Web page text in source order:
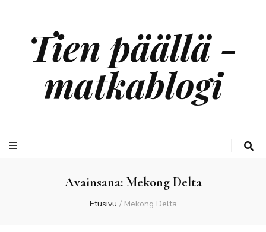
Tien päällä -
matkablogi
Avainsana: Mekong Delta
Etusivu / Mekong Delta